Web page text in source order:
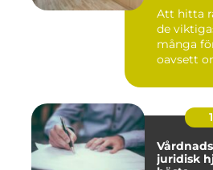
Att hitta
de
många
oavsett
juridisk